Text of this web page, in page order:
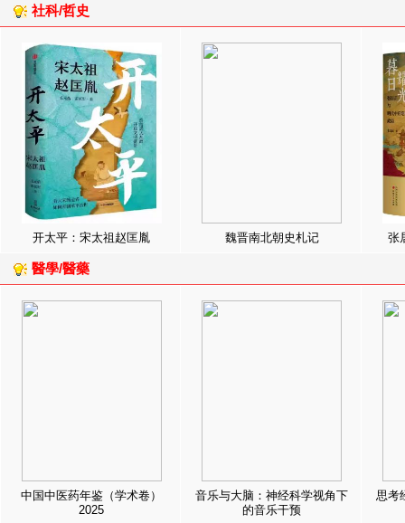
社科/哲史
开太平：宋太祖赵匡胤 魏晋南北朝史札记 张
醫學/醫藥
中国中医药年鉴（学术卷）
2025
音乐与大脑：神经科学视角下
的音乐干预
思考